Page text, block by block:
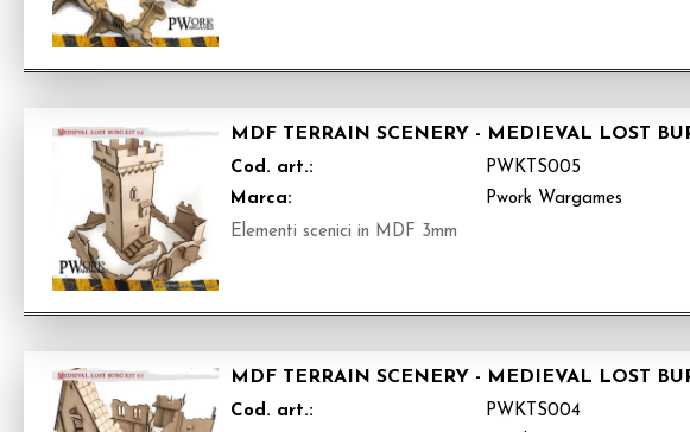
MDF TERRAIN SCENERY - MEDIEVAL LOST
Cod. art.:
PWKTS005
Marca:
Pwork Wargames
Elementi scenici in MDF 3mm
MDF TERRAIN SCENERY - MEDIEVAL LOST
Cod. art.:
PWKTS004